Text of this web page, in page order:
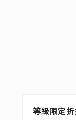
等級限定